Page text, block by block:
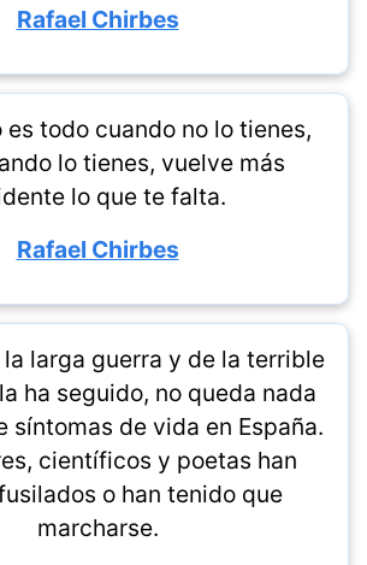
Rafael Chirbes
es todo cuando no lo tienes,
lo tienes, vuelve más
lo que te falta.
Rafael Chirbes
la larga guerra y de la terrible
ha seguido, no queda nada
síntomas de vida en España.
científicos y poetas han
o han tenido que
marcharse.